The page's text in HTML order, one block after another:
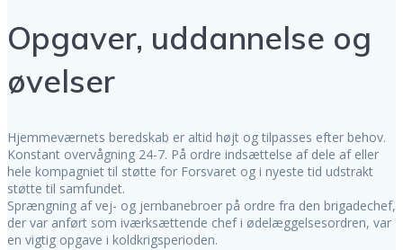
Opgaver, uddannelse og
øvelser
Hjemmeværnets beredskab er altid højt og tilpasses efter behov.
Konstant overvågning 24-7. På ordre indsættelse af dele af eller
hele kompagniet til støtte for Forsvaret og i nyeste tid udstrakt
støtte til samfundet.
Sprængning af vej- og jernbanebroer på ordre fra den brigadechef,
der var anført som iværksættende chef i ødelæggelsesordren, var
en vigtig opgave i koldkrigsperioden.